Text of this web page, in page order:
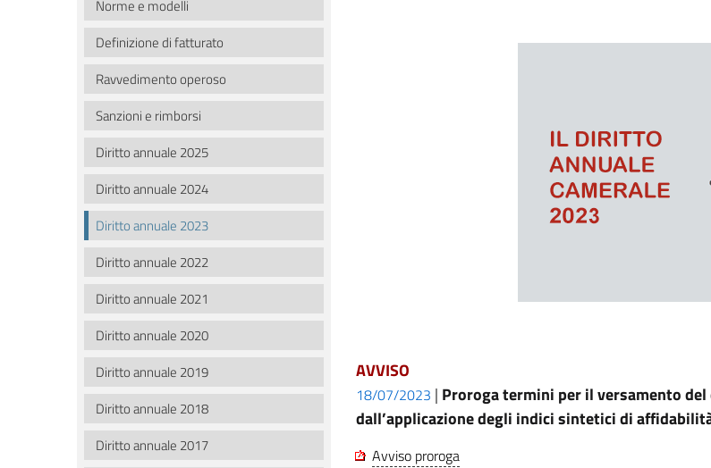
Norme e modelli
Definizione di fatturato
Ravvedimento operoso
Sanzioni e rimborsi
Diritto annuale 2025
Diritto annuale 2024
Diritto annuale 2023
Diritto annuale 2022
Diritto annuale 2021
Diritto annuale 2020
Diritto annuale 2019
Diritto annuale 2018
Diritto annuale 2017
AVVISO
18/07/2023 | Proroga termini per il versamento
dall’applicazione degli indici sintetici di
Avviso proroga